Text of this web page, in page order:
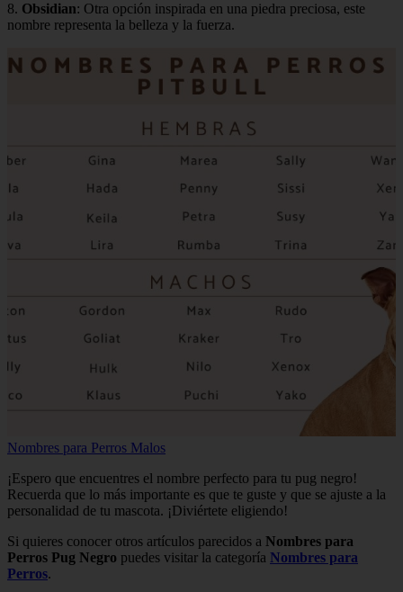
8. Obsidian: Otra opción inspirada en una piedra preciosa, este
nombre representa la belleza y la fuerza.
Nombres para Perros Malos
¡Espero que encuentres el nombre perfecto para tu pug negro!
Recuerda que lo más importante es que te guste y que se ajuste a la
personalidad de tu mascota. ¡Diviértete eligiendo!
Si quieres conocer otros artículos parecidos a Nombres para
Perros Pug Negro puedes visitar la categoría Nombres para
Perros.